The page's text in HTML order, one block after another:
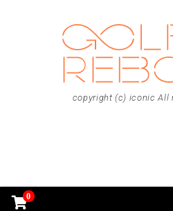
0
copyright (c) iconic All